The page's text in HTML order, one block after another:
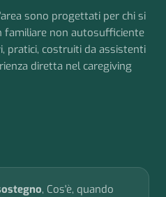
sono progettati per chi si
familiare non autosufficiente
pratici, costruiti da assistenti
diretta nel caregiving
, Cos'è, quando